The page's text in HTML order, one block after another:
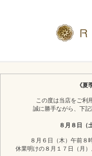
《夏
この度は当店をご利
誠に勝手ながら、下
８月８日（
８月６日（木）午前８
休業明けの８月１７日（月